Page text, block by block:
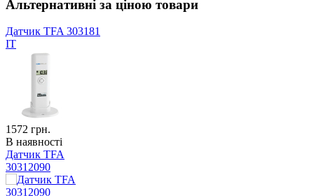
Альтернативні за ціною товари
Датчик TFA 303181
IT
1572 грн.
В наявності
Датчик TFA
30312090